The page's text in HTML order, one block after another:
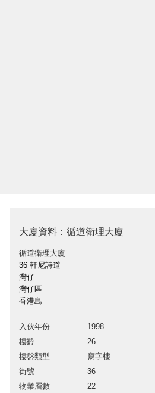
大廈資料：循道衛理大廈
循道衛理大廈
36 軒尼詩道
灣仔
灣仔區
香港島
入伙年份
1998
樓齡
26
樓盤類型
寫字樓
街號
36
物業層數
22